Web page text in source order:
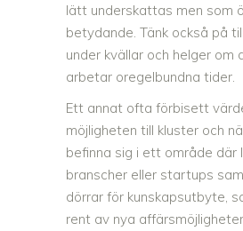
lätt underskattas men som
betydande. Tänk också på
under kvällar och helger om
arbetar oregelbundna tider.
Ett annat ofta förbisett
möjligheten till kluster och
befinna sig i ett område där
branscher eller startups
dörrar för kunskapsutbyte,
rent av nya